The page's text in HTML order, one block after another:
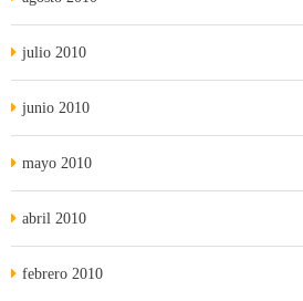
julio 2010
junio 2010
mayo 2010
abril 2010
febrero 2010